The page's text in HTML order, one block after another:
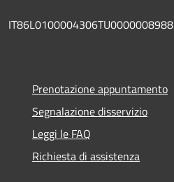
IT86L0100004306TU0000008988
Prenotazione appuntamento
Segnalazione disservizio
Leggi le FAQ
Richiesta di assistenza